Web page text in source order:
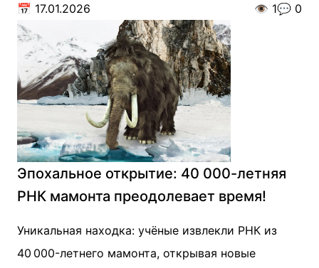
📅 17.01.2026 👁️ 1💬 0
Эпохальное открытие: 40 000-летняя
РНК мамонта преодолевает время!
Уникальная находка: учёные извлекли РНК из
40 000-летнего мамонта, открывая новые